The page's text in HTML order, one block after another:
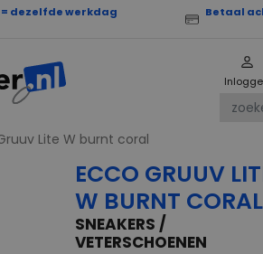
= dezelfde werkdag
Betaal
Lite W burnt coral
ECCO GRUUV
W BURNT CORAL
SNEAKERS /
VETERSCHOENEN